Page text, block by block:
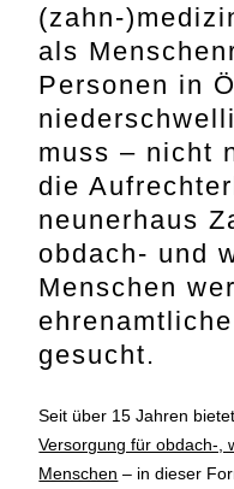
(zahn-
als
Personen in
muss – nicht
die
neunerhaus
obdach- und
Menschen
gesucht.
Seit über 15 Jahren bietet
Versorgung für obdach-,
Menschen – in dieser